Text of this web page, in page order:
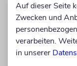
interessieren,
provozieren
Telegram-
Vorschlag:
Auf dieser Seite
Zwecken und
verarbeiten.
in unserer